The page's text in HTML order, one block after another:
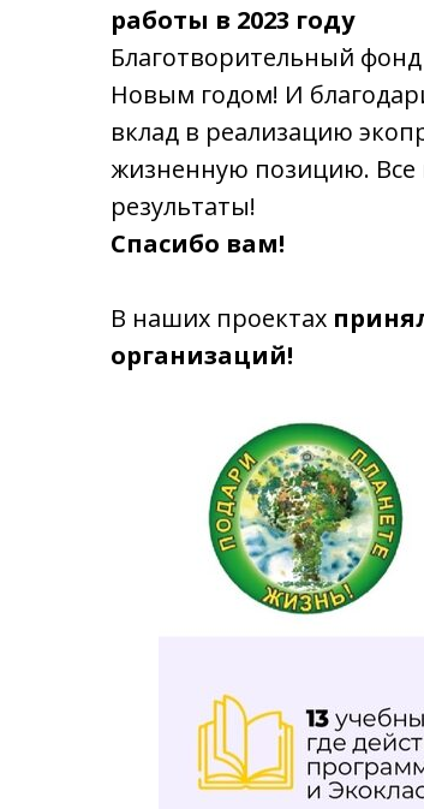
работы в 2023 году
Благотворительный
Новым годом! И
вклад в реализацию
жизненную позицию. Все
результаты!
Спасибо вам!
В наших проектах
организаций!